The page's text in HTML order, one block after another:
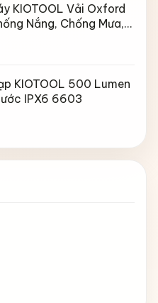
KIOTOOL Vải Oxford
Nắng, Chống Mưa,
Tia UV, Có Phản
KIOTOOL 500 Lumen
IPX6 6603